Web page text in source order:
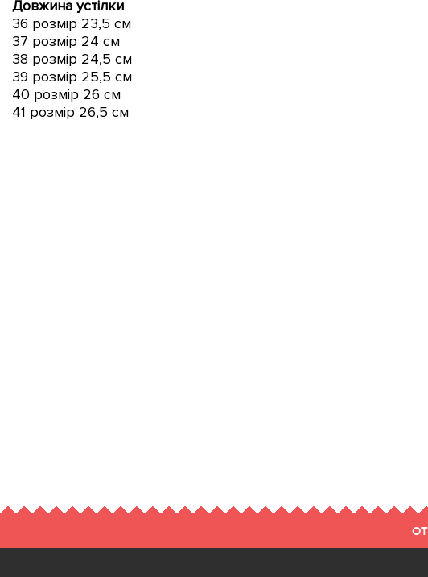
Довжина устілки
36 розмір 23,5 см
37 розмір 24 см
38 розмір 24,5 см
39 розмір 25,5 см
40 розмір 26 см
41 розмір 26,5 см